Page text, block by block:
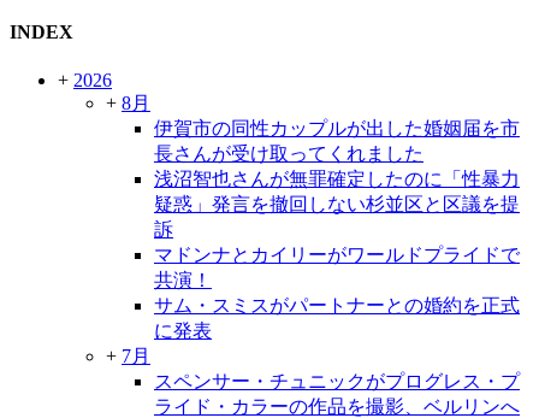
INDEX
+ 2026
+ 8月
伊賀市の同性カップルが出した婚姻届を市
長さんが受け取ってくれました
浅沼智也さんが無罪確定したのに「性暴力
疑惑」発言を撤回しない杉並区と区議を提
訴
マドンナとカイリーがワールドプライドで
共演！
サム・スミスがパートナーとの婚約を正式
に発表
+ 7月
スペンサー・チュニックがプログレス・プ
ライド・カラーの作品を撮影、ベルリンへ